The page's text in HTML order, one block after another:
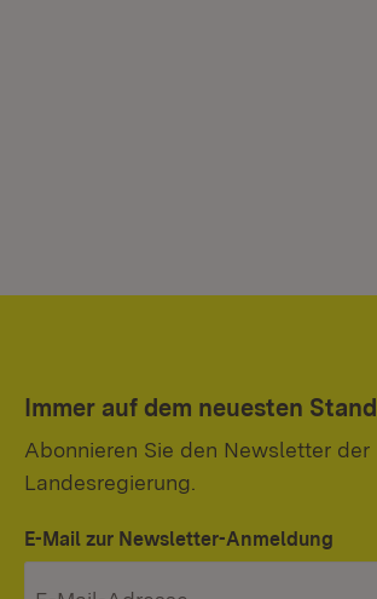
Immer auf dem neuesten Stand
Abonnieren Sie den Newsletter der
Landesregierung.
E-Mail zur Newsletter-Anmeldung